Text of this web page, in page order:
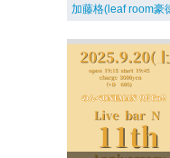
加藤格(leaf room豪